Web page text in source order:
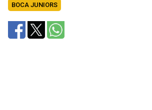
BOCA JUNIORS